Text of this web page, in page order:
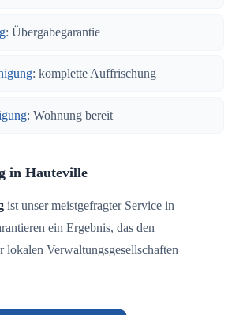
: Übergabegarantie
: komplette Auffrischung
: Wohnung bereit
in Hauteville
ist unser meistgefragter Service in
ein Ergebnis, das den
lokalen Verwaltungsgesellschaften